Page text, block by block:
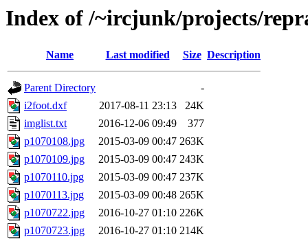
Index of /~ircjunk/projects/
Name Last modified Size Description
Parent Directory
-
i2foot.dxf
2017-08-11 23:13
24K
imglist.txt
2016-12-06 09:49
377
p1070108.jpg
2015-03-09 00:47 263K
p1070109.jpg
2015-03-09 00:47 243K
p1070110.jpg
2015-03-09 00:47 237K
p1070113.jpg
2015-03-09 00:48 265K
p1070722.jpg
2016-10-27 01:10 226K
p1070723.jpg
2016-10-27 01:10 214K